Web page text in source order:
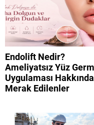
Endolift Nedir?
Ameliyatsız Yüz
Uygulaması Hakkında
Merak Edilenler